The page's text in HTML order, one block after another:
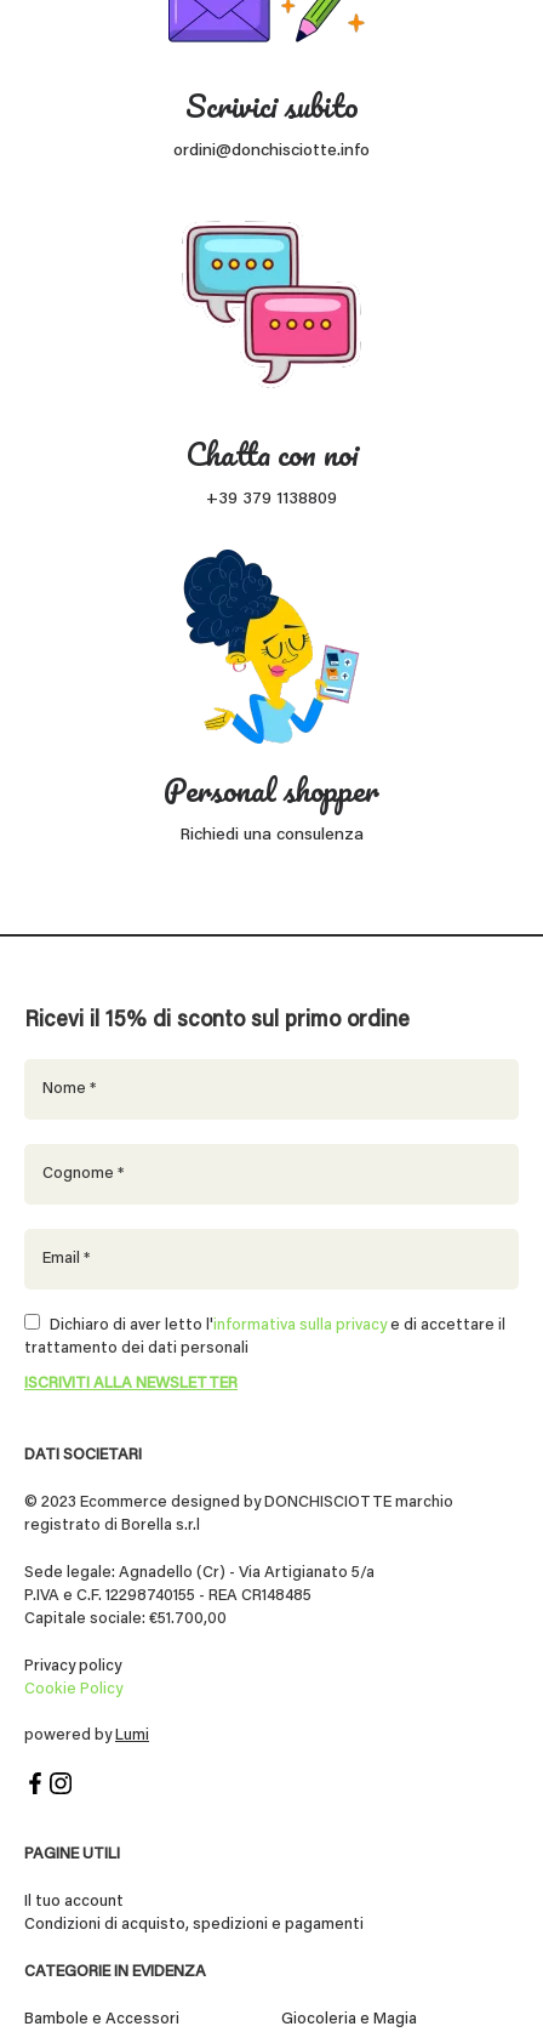
Scrivici subito
ordini@donchisciotte.info
Chatta con noi
+39 379 1138809
Personal shopper
Richiedi una consulenza
DATI SOCIETARI
© 2023 Ecommerce designed by DONCHISCIOTTE marchio
registrato di Borella s.r.l
Sede legale: Agnadello (Cr) - Via Artigianato 5/a
P.IVA e C.F. 12298740155 - REA CR148485
Capitale sociale: €51.700,00
Privacy policy
Cookie Policy
powered by Lumi
PAGINE UTILI
Il tuo account
Condizioni di acquisto, spedizioni e pagamenti
CATEGORIE IN EVIDENZA
Bambole e Accessori Giocoleria e Magia
Ricevi il 15% di sconto sul primo ordine
Dichiaro di aver letto l'informativa sulla privacye di accettare il
trattamento dei dati personali